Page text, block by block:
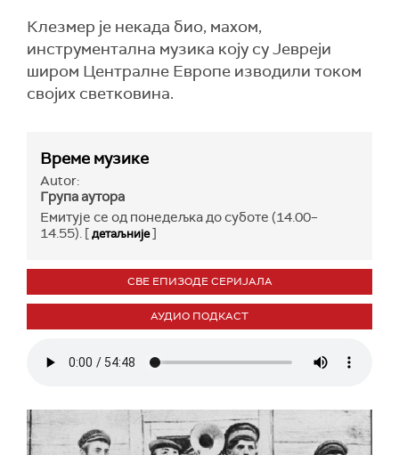
Клезмер је некада био, махом,
инструментална музика коју су Јевреји
широм Централне Европе изводили током
својих светковина.
Време музике
Autor:
Група аутора
Емитује се од понедељка до суботе (14.00–
14.55). [детаљније]
СВЕ ЕПИЗОДЕ СЕРИЈАЛА
АУДИО ПОДКАСТ